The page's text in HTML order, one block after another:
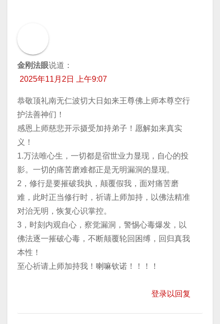
金刚法眼说道：
2025年11月2日 上午9:07
恭敬顶礼南无仁波切大日如来王尊佛上师本尊空行
护法善神们！
感恩上师慈悲开示摄受加持弟子！愿解如来真实
义！
1.万法唯心生，一切都是宿世业力显现，自心的投
影。一切的痛苦磨难都正是无明漏洞的显现。
2，修行是要摧破我执，颠覆假我，面对痛苦磨
难，此时正当修行时，祈请上师加持，以佛法精准
对治无明，恢复心识掌控。
3，时刻内观自心，察觉漏洞，警惕心毒爆发，以
佛法逐一摧破心毒，不断颠覆轮回困缚，回归真我
本性！
至心祈请上师加持我！喇嘛钦诺！！！！
登录以回复